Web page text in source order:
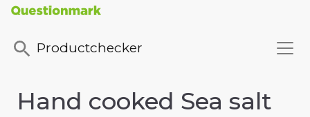
Productchecker
Hand cooked Sea salt